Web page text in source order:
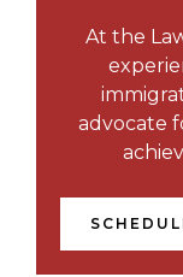
At the
advocate